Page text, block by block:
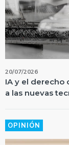
20/07/2026
IA y el derecho
a las nuevas
OPINIÓN